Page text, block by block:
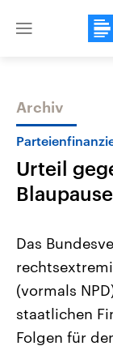
Close
Themen
Landtagswahl
2026
Alle Informationen
Sachsen-Anhalt
September 2026
Archiv
Urteil
Das
(vormals
staatlichen
Folgen für